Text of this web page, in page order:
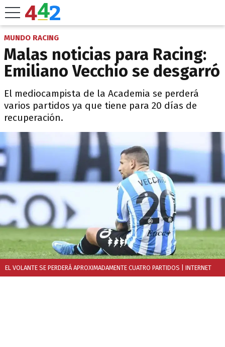
MUNDO RACING
Malas noticias para Racing:
Emiliano Vecchio se desgarró
El mediocampista de la Academia se perderá
varios partidos ya que tiene para 20 días de
recuperación.
EL VOLANTE SE PERDERÁ APROXIMADAMENTE CUATRO PARTIDOS | INTERNET